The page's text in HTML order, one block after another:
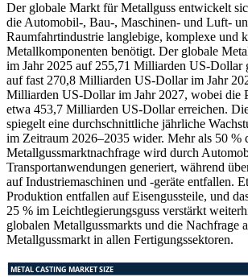
Der globale Markt für Metallguss entwickelt
die Automobil-, Bau-, Maschinen- und Luft-
Raumfahrtindustrie langlebige, komplexe und
Metallkomponenten benötigt. Der globale
im Jahr 2025 auf 255,71 Milliarden US-Dollar
auf fast 270,8 Milliarden US-Dollar im Jahr
Milliarden US-Dollar im Jahr 2027, wobei die
etwa 453,7 Milliarden US-Dollar erreichen.
spiegelt eine durchschnittliche jährliche
im Zeitraum 2026–2035 wider. Mehr als 50 %
Metallgussmarktnachfrage wird durch
Transportanwendungen generiert, während
auf Industriemaschinen und -geräte entfallen.
Produktion entfallen auf Eisengussteile, und
25 % im Leichtlegierungsguss verstärkt
globalen Metallgussmarkts und die Nachfrage
Metallgussmarkt in allen Fertigungssektoren.